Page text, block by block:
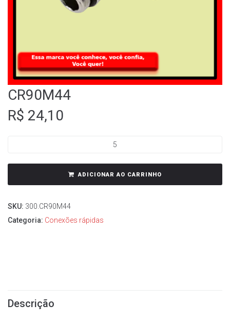
CR90M44
R$ 24,10
ADICIONAR AO CARRINHO
SKU: 300.CR90M44
Categoria: Conexões rápidas
Descrição